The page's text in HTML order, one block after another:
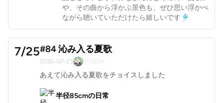
や、その曲から浮かぶ景色も、ぜひ思い浮かべ
ながら聴いていただけたら嬉しいです🎐
7/25#84 沁み入る夏歌
2026-07-25 TOSSHI
あえて沁み入る夏歌をチョイスしました
半径85cmの日常